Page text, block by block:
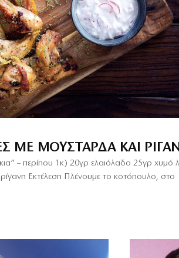
ΜΕ ΜΟΥΣΤΆΡΔΑ ΚΑΙ
– περίπου 1κ) 20γρ ελαιόλαδο 25γρ χυμό
Εκτέλεση Πλένουμε το κοτόπουλο, στο